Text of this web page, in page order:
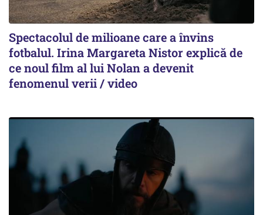
Spectacolul de milioane care a învins
fotbalul. Irina Margareta Nistor explică de
ce noul film al lui Nolan a devenit
fenomenul verii / video